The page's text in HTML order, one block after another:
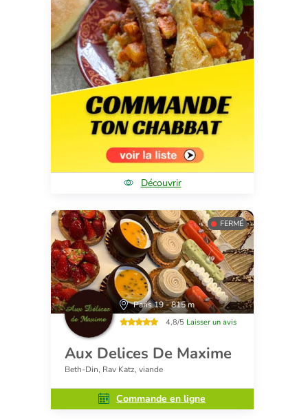
Découvrir
FERMÉ
Paris 19 - 815 m
4,8/5 Laisser un avis
Aux Delices De Maxime
Beth-Din, Rav Katz, viande
Commande en ligne